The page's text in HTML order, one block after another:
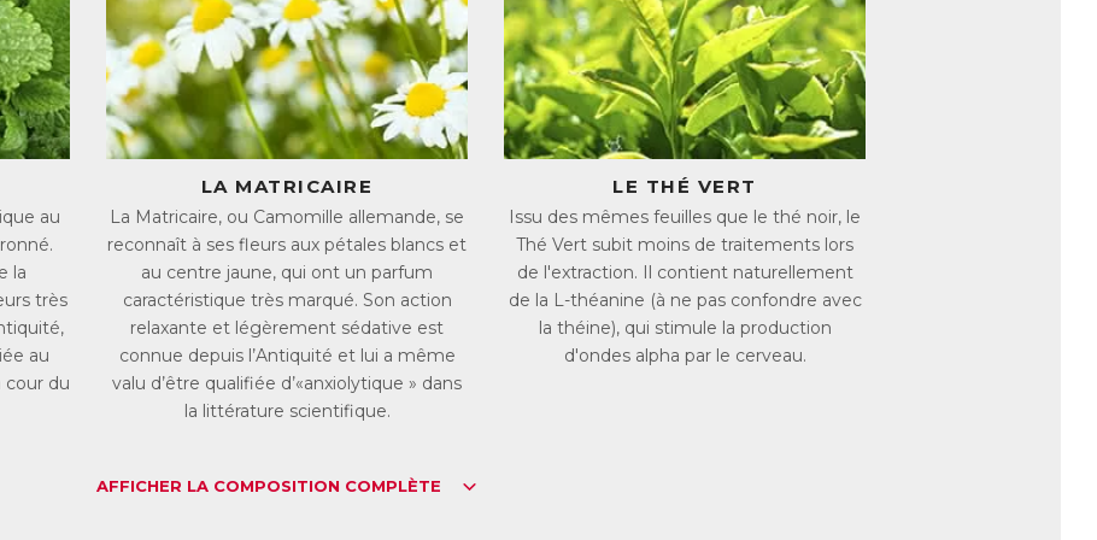
formule unique de Melissa Rêve combine ces extraits végétaux à du Magnésium et des Vitamines (B1, B2, B3,
B12) qui agissent en synergie avec les plantes pour équilibrer le système nerveux.
Magnésium permet également de réduire les crampes nocturnes tandis que la Vitamine B6 aide à réguler
hormonale.
Melissa Rêve vous aide à surmonter la fatigue en journée
Melissa Rêve agit au-delà du sommeil seul pour vous aider à apprécier à nouveau vos journées.
Magnésium contribue à réduire la fatigue, tandis que la Vitamine B5 et la L-théanine soutiennent les capacités
concentration et de mémorisation, souvent mises à mal par un état de fatigue avancé.
Melissa Rêve met ainsi en place un véritable cercle vertueux qui vous permet de profiter pleinement de vos jours
de vos nuits.
: 9771006
3401597710063
Télécharger la fiche produit
au
la
très
au
cour du
LA MATRICAIRE
La Matricaire, ou Camomille allemande, se
reconnaît à ses fleurs aux pétales blancs et
au centre jaune, qui ont un parfum
caractéristique très marqué. Son action
relaxante et légèrement sédative est
connue depuis l’Antiquité et lui a même
valu d’être qualifiée d’«anxiolytique » dans
la littérature scientifique.
LE THÉ VERT
Issu des mêmes feuilles que le thé noir, le
Thé Vert subit moins de traitements lors
de l'extraction. Il contient naturellement
de la L-théanine (à ne pas confondre avec
la théine), qui stimule la production
d'ondes alpha par le cerveau.
AFFICHER LA COMPOSITION COMPLÈTE